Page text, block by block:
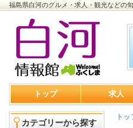
福島県白河のグルメ・求人・観光などの
トップ 求人
カテゴリーから探す
トッ